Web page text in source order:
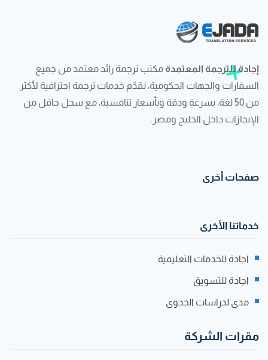
إجادة للترجمة المعتمدة مكتب ترجمة رائد معتمد من جميع
السفارات والجهات الحكومية، نقدّم خدمات ترجمة احترافية لأكثر
من 50 لغة، بسرعة ودقة وبأسعار تنافسية، مع سجل حافل من
الإنجازات داخل الخليج ومصر.
صفحات أخرى
خدماتنا الأخرى
اجادة للخدمات التعليمية
اجادة للتسويق
مدى لدراسات الجدوى
مقرات الشركة